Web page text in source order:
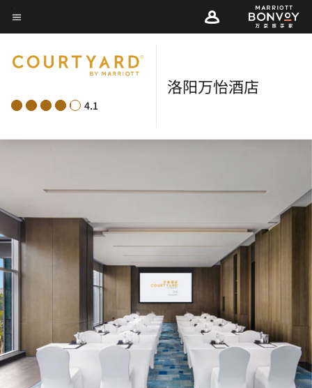
Skip
to
content
菜单文本
4.1
洛阳万怡酒店